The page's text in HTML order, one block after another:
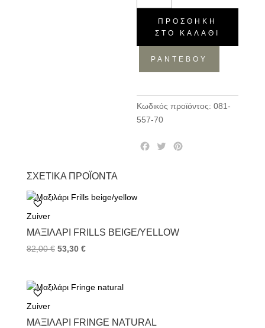
L
ποσότητα
ΠΡΟΣΘΉΚΗ
ΣΤΟ ΚΑΛΆΘΙ
ΡΑΝΤΕΒΟΥ
Κωδικός προϊόντος:081-
557-70
k
T
ΣΧΕΤΙΚΆ ΠΡΟΪΌΝΤΑ
Zuiver
ΜΑΞΙΛΆΡΙ FRILLS BEIGE/YELLOW
82,00€ 53,30 €
Zuiver
ΜΑΞΙΛΆΡΙ FRINGE NATURAL